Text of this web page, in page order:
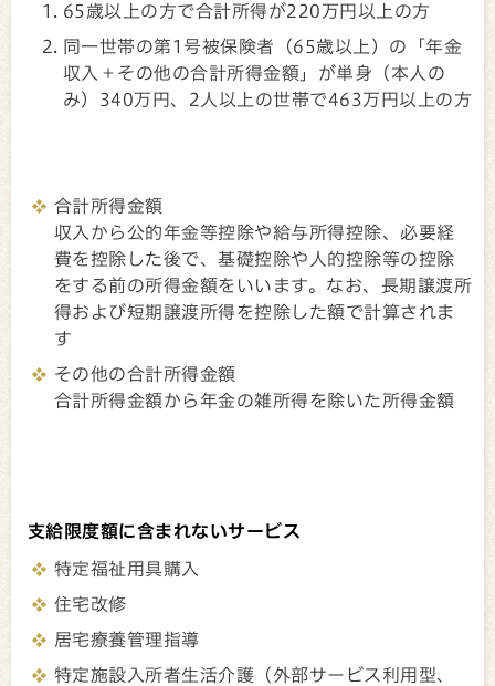
65歳以上の方で合計所得が220万円以上の方
同一世帯の第1号被保険者（65歳以上）の「年金
収入＋その他の合計所得金額」が単身（本人の
み）340万円、2人以上の世帯で463万円以上の方
合計所得金額
収入から公的年金等控除や給与所得控除、必要経
費を控除した後で、基礎控除や人的控除等の控除
をする前の所得金額をいいます。なお、長期譲渡所
得および短期譲渡所得を控除した額で計算されま
す
その他の合計所得金額
合計所得金額から年金の雑所得を除いた所得金額
支給限度額に含まれないサービス
特定福祉用具購入
住宅改修
居宅療養管理指導
特定施設入所者生活介護（外部サービス利用型、